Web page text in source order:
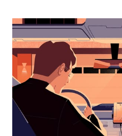
interagir
o
calendário
selecionar
uma
data.
Prima
o
botão